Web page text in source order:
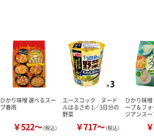
ひかり味噌 選べるスー
プ春雨
￥522～（税込）
エースコック ヌード
ルはるさめ 1／3日分の
野菜
￥717～（税込）
ひかり味
ープ＆フ
ジアンス